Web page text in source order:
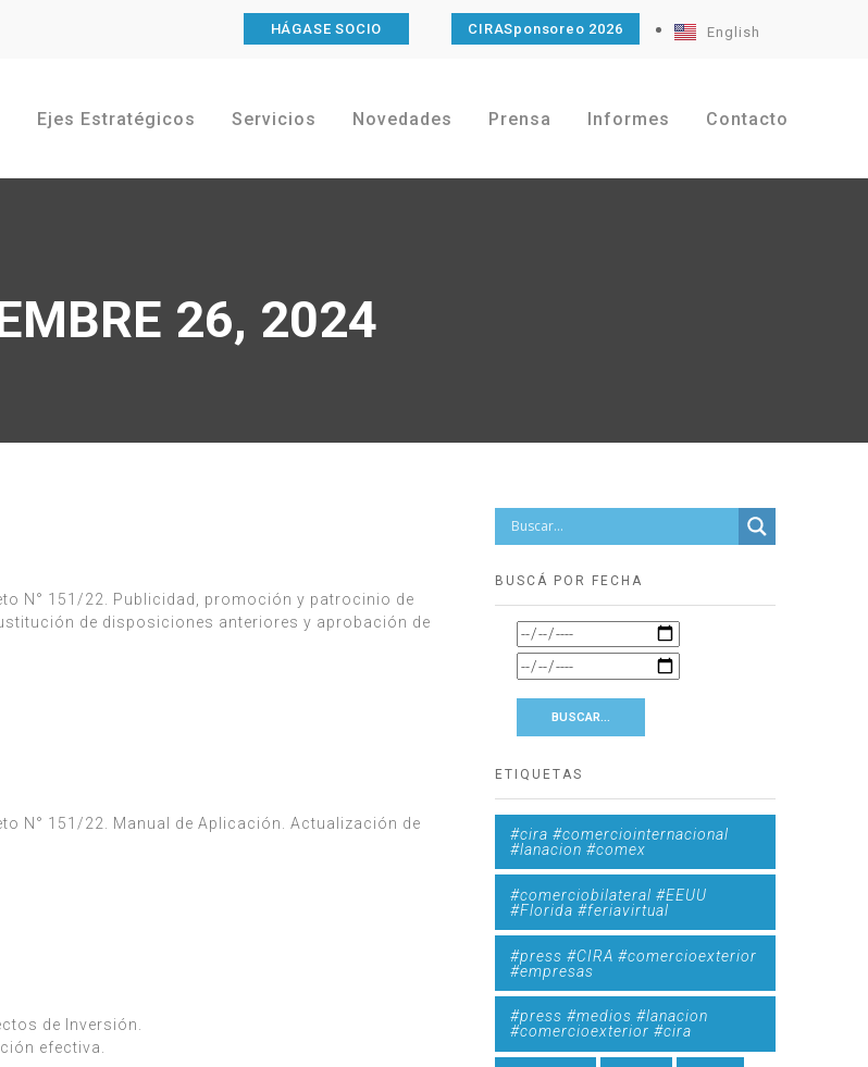
HÁGASE SOCIO CIRASponsoreo 2026 English
Ejes Estratégicos Servicios Novedades Prensa Informes Contacto
26, 2024
N° 151/22. Publicidad, promoción y patrocinio de
de disposiciones anteriores y aprobación de
N° 151/22. Manual de Aplicación. Actualización de
de Inversión.
efectiva.
BUSCÁ POR FECHA
ETIQUETAS
#cira #comerciointernacional
#lanacion #comex
#comerciobilateral #EEUU
#Florida #feriavirtual
#press #CIRA #comercioexterior
#empresas
#press #medios #lanacion
#comercioexterior #cira